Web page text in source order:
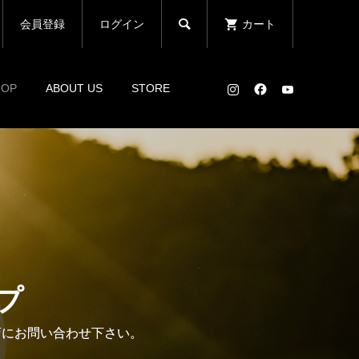
会員登録 ログイン  カート
ABOUT US STORE
お問い合わせ下さい。